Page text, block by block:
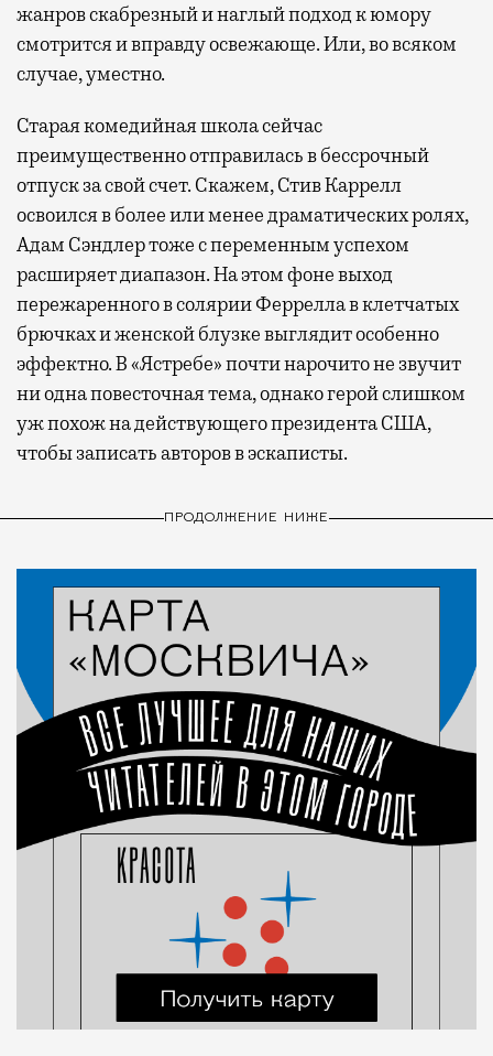
жанров скабрезный и наглый подход к юмору
смотрится и вправду освежающе. Или, во всяком
случае, уместно.
Старая комедийная школа сейчас
преимущественно отправилась в бессрочный
отпуск за свой счет. Скажем, Стив Каррелл
освоился в более или менее драматических ролях,
Адам Сэндлер тоже с переменным успехом
расширяет диапазон. На этом фоне выход
пережаренного в солярии Феррелла в клетчатых
брючках и женской блузке выглядит особенно
эффектно. В «Ястребе» почти нарочито не звучит
ни одна повесточная тема, однако герой слишком
уж похож на действующего президента США,
чтобы записать авторов в эскаписты.
ПРОДОЛЖЕНИЕ НИЖЕ